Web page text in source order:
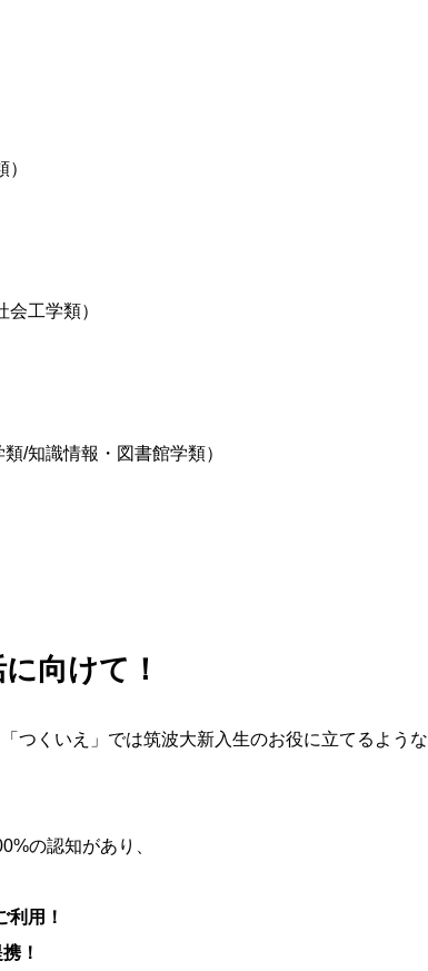
会工学類）
/知識情報・図書館学類）
向けて！
つくいえ」では筑波大新入生のお役に立てるような
の認知があり、
利用！
！